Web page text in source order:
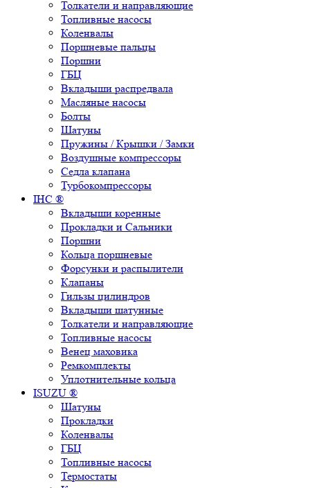
Толкатели и направляющие
Топливные насосы
Коленвалы
Поршневые пальцы
Поршни
ГБЦ
Вкладыши распредвала
Масляные насосы
Болты
Шатуны
Пружины / Крышки / Замки
Воздушные компрессоры
Седла клапана
Турбокомпрессоры
IHC ®
Вкладыши коренные
Прокладки и Сальники
Поршни
Кольца поршневые
Форсунки и распылители
Клапаны
Гильзы цилиндров
Вкладыши шатунные
Толкатели и направляющие
Топливные насосы
Венец маховика
Ремкомплекты
Уплотнительные кольца
ISUZU ®
Шатуны
Прокладки
Коленвалы
ГБЦ
Топливные насосы
Термостаты